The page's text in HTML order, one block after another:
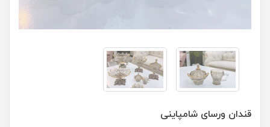
قندان ورسای شامپاینی